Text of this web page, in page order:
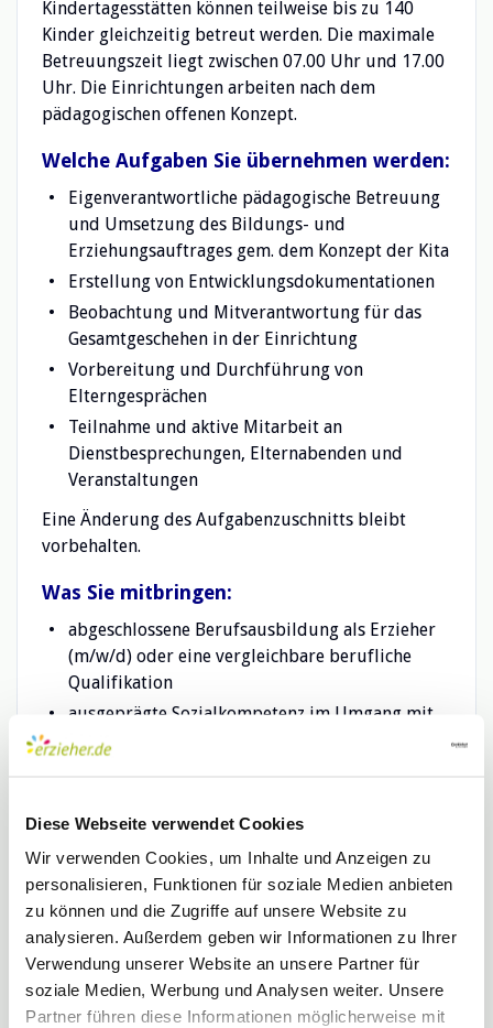
Diese Webseite verwendet Cookies
Wir verwenden Cookies, um Inhalte und Anzeigen zu
personalisieren, Funktionen für soziale Medien anbieten
zu können und die Zugriffe auf unsere Website zu
analysieren. Außerdem geben wir Informationen zu Ihrer
Verwendung unserer Website an unsere Partner für
soziale Medien, Werbung und Analysen weiter. Unsere
Partner führen diese Informationen möglicherweise mit
Kindertagesstätten können teilweise bis zu 140
Kinder gleichzeitig betreut werden. Die maximale
Betreuungszeit liegt zwischen 07.00 Uhr und 17.00
Uhr. Die Einrichtungen arbeiten nach dem
pädagogischen offenen Konzept.
Welche Aufgaben Sie übernehmen werden:
Eigenverantwortliche pädagogische Betreuung
und Umsetzung des Bildungs- und
Erziehungsauftrages gem. dem Konzept der Kita
Erstellung von Entwicklungsdokumentationen
Beobachtung und Mitverantwortung für das
Gesamtgeschehen in der Einrichtung
Vorbereitung und Durchführung von
Elterngesprächen
Teilnahme und aktive Mitarbeit an
Dienstbesprechungen, Elternabenden und
Veranstaltungen
Eine Änderung des Aufgabenzuschnitts bleibt
vorbehalten.
Was Sie mitbringen:
abgeschlossene Berufsausbildung als Erzieher
(m/w/d) oder eine vergleichbare berufliche
Qualifikation
ausgeprägte Sozialkompetenz im Umgang mit
Kindern und Eltern
Entwicklungsmöglichkeiten der Kinder
eine respektvolle und vorurteilsbewusste
Haltung gegenüber Kindern und den Familien
Einsatzbereitschaft und Belastbarkeit sowie die
Reflexionsfähigkeit zur Selbstbildung
Teamfähigkeit und
Kommunikationsbewusstsein